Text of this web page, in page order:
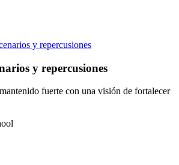
y repercusiones
y repercusiones
fuerte con una visión de fortalecer